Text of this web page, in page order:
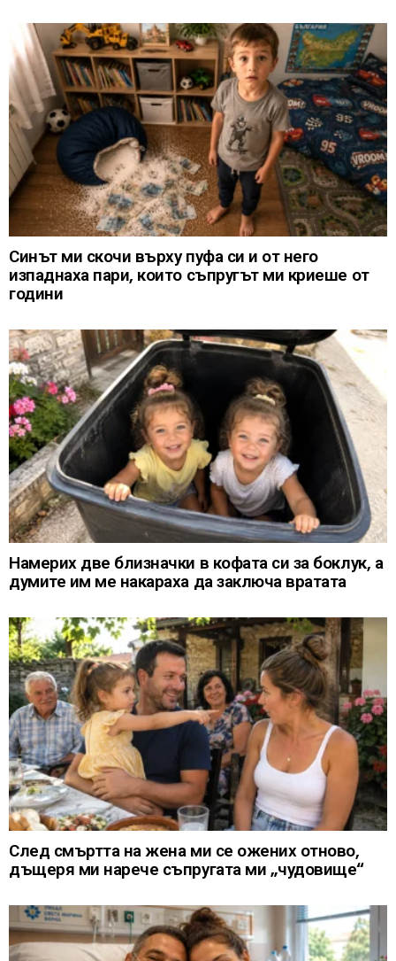
Синът ми скочи върху пуфа си и от него
изпаднаха пари, които съпругът ми криеше от
години
Намерих две близначки в кофата си за боклук, а
думите им ме накараха да заключа вратата
След смъртта на жена ми се ожених отново,
дъщеря ми нарече съпругата ми „чудовище“